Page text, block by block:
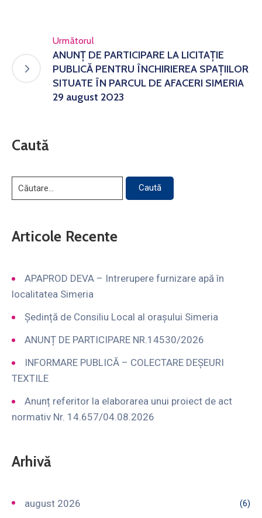
Următorul
ANUNŢ DE PARTICIPARE LA LICITAŢIE
PUBLICĂ PENTRU ÎNCHIRIEREA SPAȚIILOR
SITUATE ÎN PARCUL DE AFACERI SIMERIA
29 august 2023
Caută
Articole Recente
APAPROD DEVA – Intrerupere furnizare apă în
localitatea Simeria
Ședință de Consiliu Local al orașului Simeria
ANUNȚ DE PARTICIPARE NR.14530/2026
INFORMARE PUBLICĂ – COLECTARE DEȘEURI
TEXTILE
Anunț referitor la elaborarea unui proiect de act
normativ Nr. 14.657/04.08.2026
Arhivă
august 2026 (6)